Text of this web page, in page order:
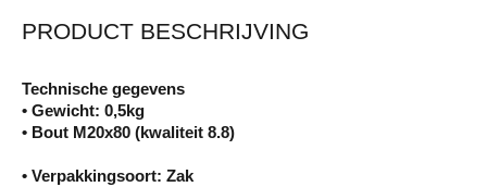
PRODUCT BESCHRIJVING
Technische gegevens
• Gewicht: 0,5kg
• Bout M20x80 (kwaliteit 8.8)
• Verpakkingsoort: Zak